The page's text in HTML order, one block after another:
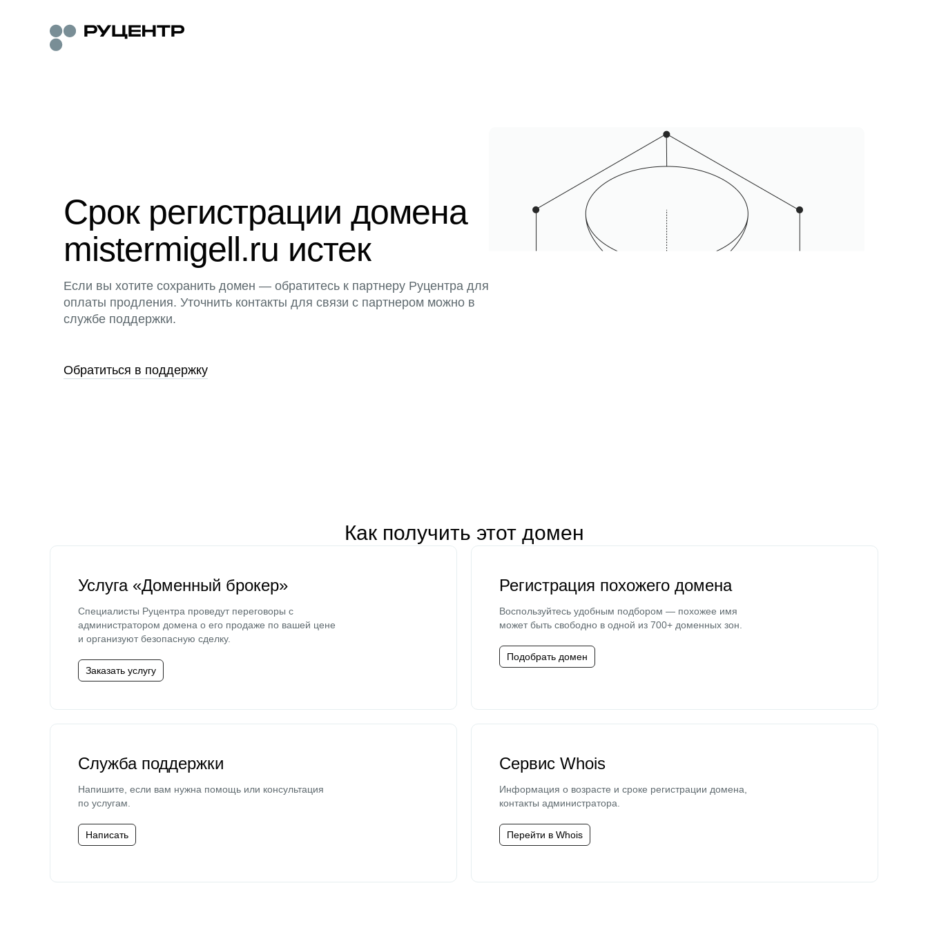
Срок регистрации домена
mistermigell.ru истек
Если вы хотите сохранить домен — обратитесь к партнеру Руцентра для
оплаты продления. Уточнить контакты для связи с партнером можно в
службе поддержки.
Обратиться в поддержку
Как получить этот домен
Услуга «Доменный брокер»
Специалисты Руцентра проведут переговоры с
администратором домена о его продаже по вашей цене
и организуют безопасную сделку.
Заказать услугу
Регистрация похожего домена
Воспользуйтесь удобным подбором — похожее имя
может быть свободно в одной из 700+ доменных зон.
Подобрать домен
Служба поддержки
Напишите, если вам нужна помощь или консультация
по услугам.
Написать
Сервис Whois
Информация о возрасте и сроке регистрации домена,
контакты администратора.
Перейти в Whois